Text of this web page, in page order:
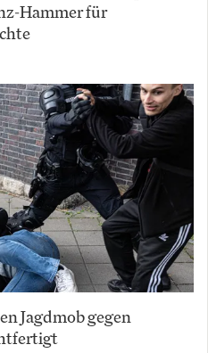
Hammer für
Jagdmob gegen